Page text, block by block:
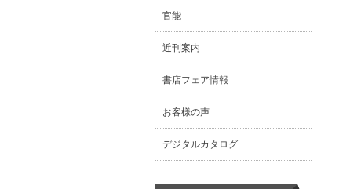
官能
近刊案内
書店フェア情報
お客様の声
デジタルカタログ